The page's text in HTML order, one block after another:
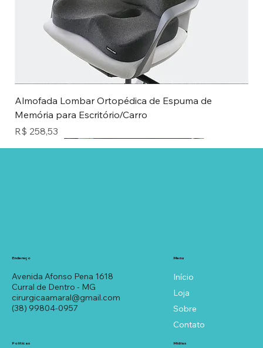
Almofada Lombar Ortopédica de Espuma de
Memória para Escritório/Carro
Preço
R$ 258,53
Avenida Afonso Pena 1618
Curral de Dentro - MG
cirurgicaamaral@gmail.com
(38) 99804-0957
Endereço Menu
Início
Loja
Sobre
Contato
Políticas Mídias